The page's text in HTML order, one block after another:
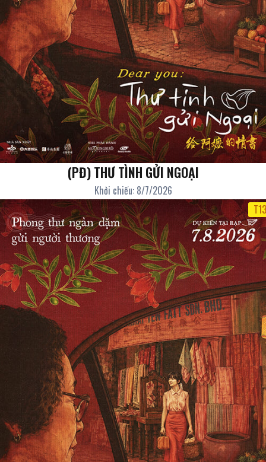
(PĐ) THƯ TÌNH GỬI NGOẠI
Khởi chiếu: 8/7/2026
T13